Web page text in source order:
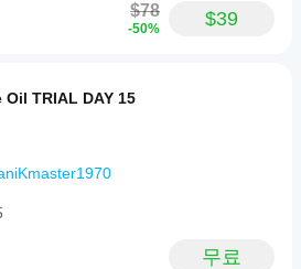
$78
-50% $39
Oil TRIAL DAY 15
무료